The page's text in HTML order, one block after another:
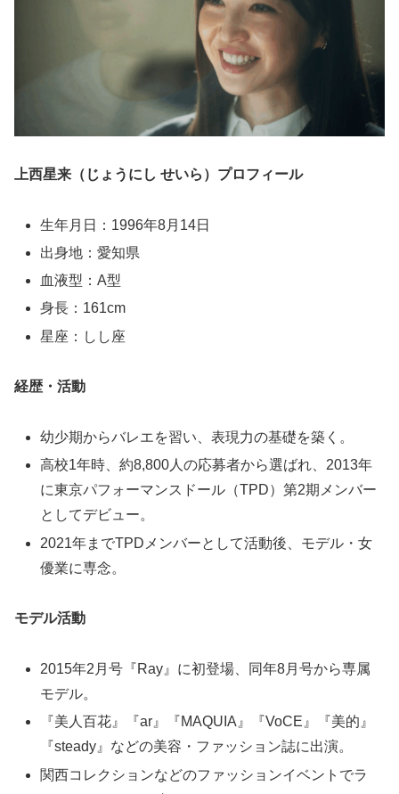
上西星来（じょうにし せいら）プロフィール
生年月日：1996年8月14日
出身地：愛知県
血液型：A型
身長：161cm
星座：しし座
経歴・活動
幼少期からバレエを習い、表現力の基礎を築く。
高校1年時、約8,800人の応募者から選ばれ、2013年
に東京パフォーマンスドール（TPD）第2期メンバー
としてデビュー。
2021年までTPDメンバーとして活動後、モデル・女
優業に専念。
モデル活動
2015年2月号『Ray』に初登場、同年8月号から専属
モデル。
『美人百花』『ar』『MAQUIA』『VoCE』『美的』
『steady』などの美容・ファッション誌に出演。
関西コレクションなどのファッションイベントでラ